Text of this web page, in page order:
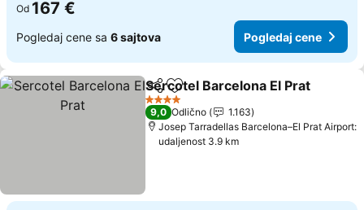
Od 167 €
Pogledaj cene sa 6 sajtova Pogledaj cene
Deli Dodati u favorite
Sercotel Barcelona El Prat
4 Zvezdice
9,0 Odlično
1.163
Josep Tarradellas Barcelona–El Prat Airport:
udaljenost 3.9 km